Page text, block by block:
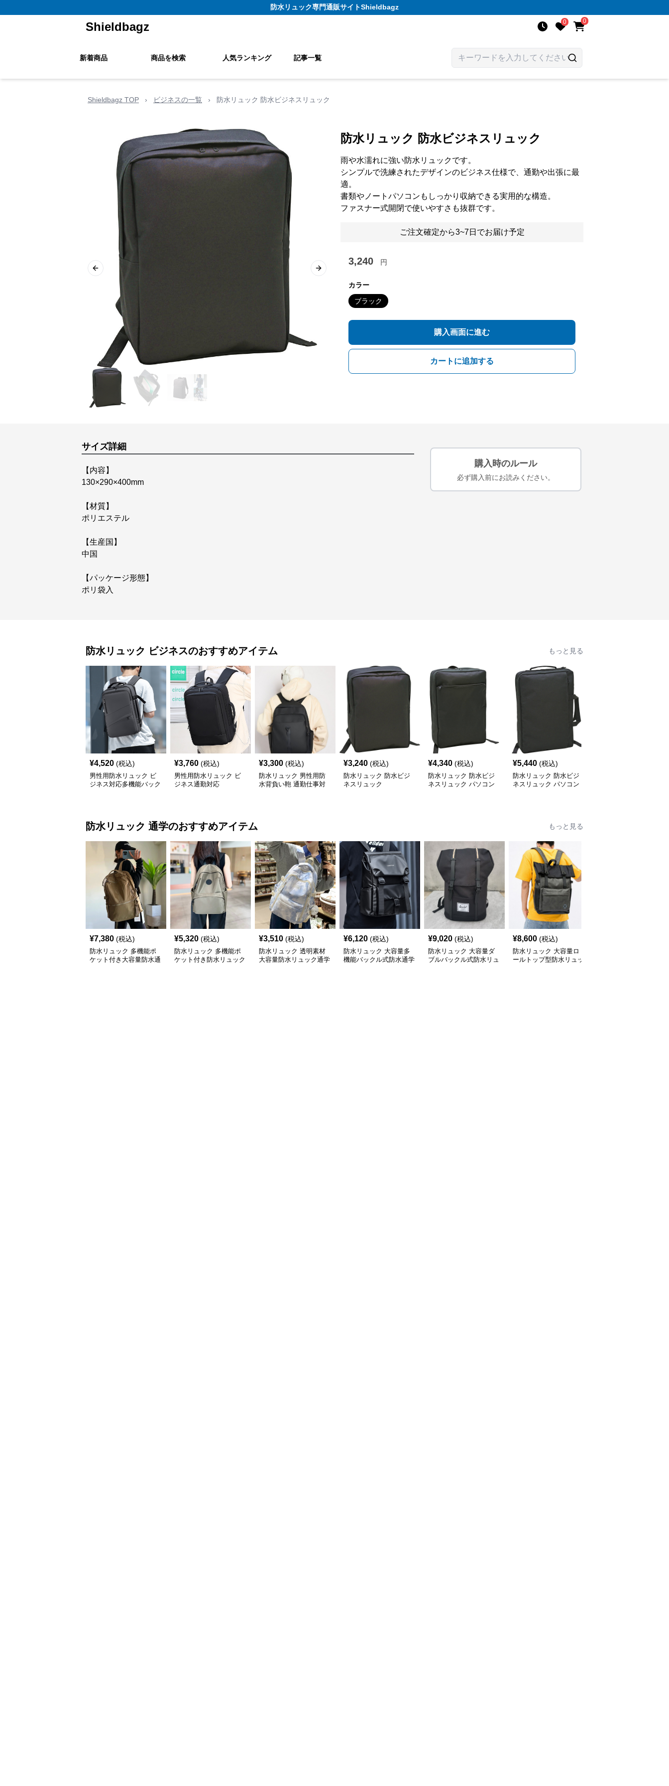
防水リュック専門通販サイトShieldbagz
Shieldbagz 0 0
新着商品 商品を検索 人気ランキング 記事一覧
Shieldbagz TOP › ビジネスの一覧 › 防水リュック 防水ビジネスリュック
Previous slide Next slide
防水リュック 防水ビジネスリュック
雨や水濡れに強い防水リュックです。
シンプルで洗練されたデザインのビジネス仕様で、通勤や出張に最
適。
書類やノートパソコンもしっかり収納できる実用的な構造。
ファスナー式開閉で使いやすさも抜群です。
ご注文確定から3~7日でお届け予定
3,240 円
カラー
ブラック
購入画面に進む
カートに追加する
サイズ詳細
【内容】
130×290×400mm
【材質】
ポリエステル
【生産国】
中国
【パッケージ形態】
ポリ袋入
購入時のルール
必ず購入前にお読みください。
防水リュック ビジネスのおすすめアイテム もっと見る
¥4,520 (税込)
男性用防水リュック ビ
ジネス対応多機能バック
¥3,760 (税込)
男性用防水リュック ビ
ジネス通勤対応
¥3,300 (税込)
防水リュック 男性用防
水背負い鞄 通勤仕事対
¥3,240 (税込)
防水リュック 防水ビジ
ネスリュック
¥4,340 (税込)
防水リュック 防水ビジ
ネスリュック パソコン
¥5,440 (税込)
防水リュック 防水ビジ
ネスリュック パソコン
防水リュック 通学のおすすめアイテム もっと見る
¥7,380 (税込)
防水リュック 多機能ポ
ケット付き大容量防水通
¥5,320 (税込)
防水リュック 多機能ポ
ケット付き防水リュック
¥3,510 (税込)
防水リュック 透明素材
大容量防水リュック通学
¥6,120 (税込)
防水リュック 大容量多
機能バックル式防水通学
¥9,020 (税込)
防水リュック 大容量ダ
ブルバックル式防水リュ
¥8,600 (税込)
防水リュック 大容量ロ
ールトップ型防水リュッ